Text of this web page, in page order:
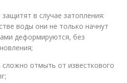
в случае затопления:
воды они не только начнут
деформируются, без
сложно отмыть от известкового